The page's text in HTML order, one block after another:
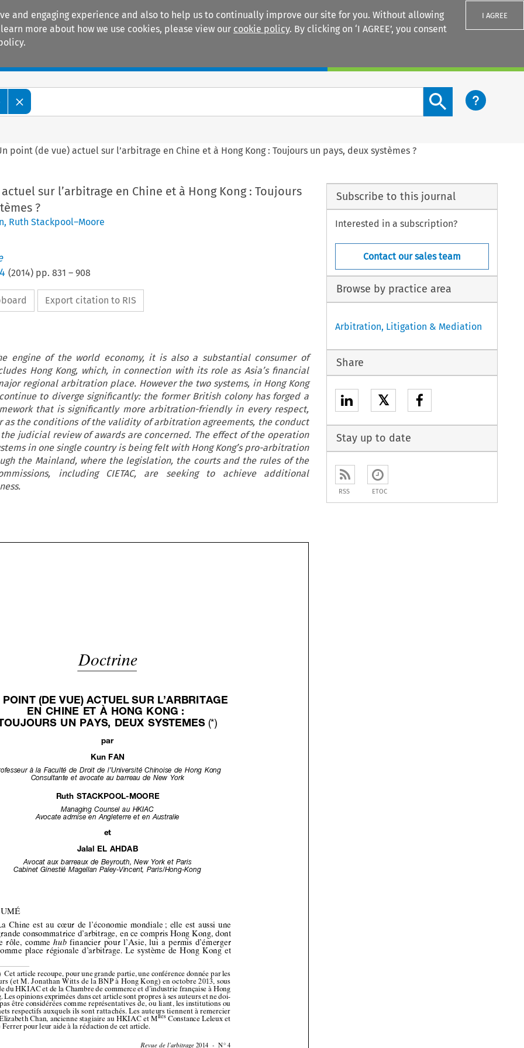
and engaging experience and also to help us to continually improve our site for you. Without allowing
more about how we use cookies, please view our cookie policy. By clicking on ‘I AGREE’, you consent
I AGREE
Search content button
point (de vue) actuel sur l’arbitrage en Chine et à Hong Kong : Toujours un pays, deux systèmes ?
sur l’arbitrage en Chine et à Hong Kong : Toujours
?
, Ruth Stackpool–Moore
(2014) pp. 831 – 908
Export citation to RIS
engine of the world economy, it is also a substantial consumer of
Hong Kong, which, in connection with its role as Asia’s financial
regional arbitration place. However the two systems, in Hong Kong
to diverge significantly: the former British colony has forged a
that is significantly more arbitration-friendly in every respect,
as the conditions of the validity of arbitration agreements, the conduct
judicial review of awards are concerned. The effect of the operation
in one single country is being felt with Hong Kong’s pro-arbitration
the Mainland, where the legislation, the courts and the rules of the
including CIETAC, are seeking to achieve additional
      

    


     

    

 
          


      
 
  


     

  
        
    


           
        
        

                
          

              


           


           

              
                    
                 
        
Doctrine
ACTUEL
À HONG
PAYS, DEUX
Kun
FAN
Managing Counsel au HKIAC
Avocate admise en Angleterre et en Australie
EL AHDAB
barreaux de Beyrouth, New York
Ginestié Magellan Paley-Vincent, Paris/Hong-Kong
auteurs (et M. Jonathan Witts de la BNP à Hong Kong) en octobre 2013, sous
HKIAC et de la Chambre française à Hong
Kong.Lesopinions expriméesdanscet article sontpropresà sesauteurs et ne doi-
vent pas être considérées comme représentatives de, ou lian t, les institutions ou
cabinets respe ctifs auxquels ils sont rattachés. Les auteur s tiennent à remercier
Mlle Eliz abeth Chan, ancie nne stagiaire au HKIAC et Mlles Constance Lele
ux et
Irène
pour de cet
Subscribe to this journal
Interested in a subscription?
Contact our sales team
Browse by practice area
Arbitration, Litigation & Mediation
Share
𝕏
Stay up to date
RSS ETOC